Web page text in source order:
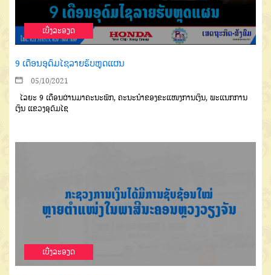
ເບີ່ງລະອຽດ
9 ເດືອນອຸດົມໄຊລາຍຮັບຫຼຸດແຜນ
05/10/2021
ໄລຍະ 9 ເດືອນຜ່ານມາຄະນະພັກ, ຄະນະນຳຂອງຂະແໜງການເງິນ, ພະແນກການ
ເງິນ ແຂວງອຸດົມໄຊ
ເບີ່ງລະອຽດ